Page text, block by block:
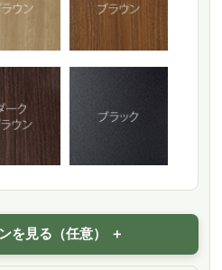
を見る（任意）